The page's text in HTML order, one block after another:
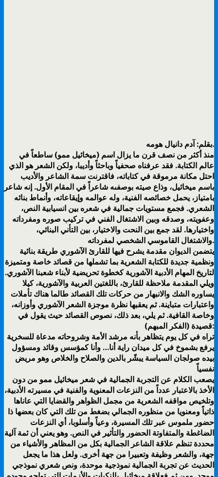
بقلم: آدم دانيال هومه.
منذ أكثر من نصف قرن ما يزال اسم (ميخائيل ممو) ساطعاً في
عالم الكتابة. فقد عرفناه صحفياً وباحثاً وأديبا، ولكن الشعر هو الذي
احتل مكانة مرموقة في كتاباته، فاقترنت سمة الشاعر والأديب
باسم ميخائيل، وذاع صيته بوصفىه شاعراً في المقام الأول. إنه شاعر
بامتياز، يحمل خصائصه الفنية، وله عوالمه وإيقاعاته، وأنماط بنائه
الشعري. فجمع مستويات جمالية في شعره بين انسيابية النص،
وعفويته، وصدقه وبين الاشتغال الفني في تركيب صوره ومفرداته
واختيارها. لقد جمع بين النحت والاختيار، بين التأني البنائي،
والاشتغال القاموسي الشخصي لمفرداته.
يتضمن الديوان مقدمة يشرح فيها للقارئ الآشوري طريقة بنائية
ونظمية جديدة للكتابة الشعرية بما تشملها من قصائد خاصة ومتميزة
لتاريخ المهام الأدبية الآشورية كخطوة تحريضية لأبناء شعبنا الآشوري.
ويلي المقدمة ملاحظة للقارئ، باللغتين العربية والآشورية، كيلا
يساوره الشك والانبهار من حركات تلك القصائد طالما هناك تأملات
واعتبارات متباينة. ثم يعقبها نظرة موجزة الشعر الآشوري وأوزانه،
وخاصة القافية. ثم يلي، بعد ذلك، نصوص القصائد حيث يقول في
قصيدة (الفكر المبهم):
تراه في كل يوم يتظاهر بأنه مرشد الأمة وشروحاته مدعاة للسخرية
يرفع بشموخ في كل ميدان راية أنا… وأنا كمؤسس وقائد ومسؤول
بيده صولجان السياسة يبشّر بالدين والصلاح والخلاص وهو مريض
نفسياً
يصعب الكلام عن التجربة الجمالية في شعر ميخائيل ممو من دون
الأخذ بالاعتبار عدداً من النزعات المعنوية والفنية في مسيرته الأدبية،
وتلخيص مواقفه الشعرية من مجمل الظواهر والقضايا التي عاناها
ذاتياً ومعنويا من منظوره الجمالي بضغط من تلك التي كان بعضها ذا
حضور ملموس عبر تلك المسيرة، وعياً وأسلوبا، أي النزعات
الضاغطة والمتفاوتة الحضور والتأثير في النص. وهو يعني أن ثمة آلية
محددة تنظم علاقة الشاعر الجمالية بكل من المظاهر والأشياء من
جهة، والشعر وظيفة وتعبيرا من جهة أخرى. ولعل هذا ما يجعل
الحديث عن تجربة الجمالية نموذجية موحدة، ونص شعري نموذجي